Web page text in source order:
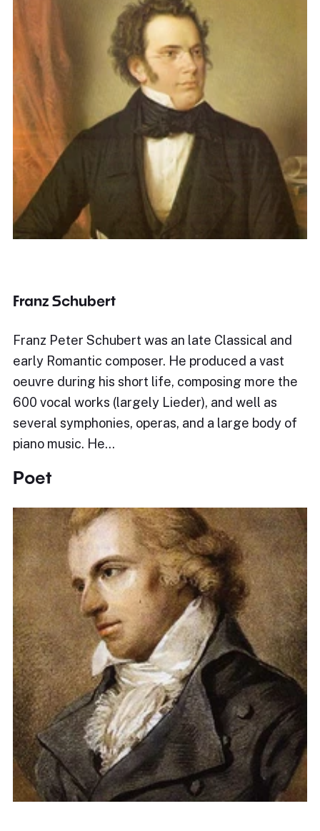
Franz Schubert
Franz Peter Schubert was an late Classical and
early Romantic composer. He produced a vast
oeuvre during his short life, composing more the
600 vocal works (largely Lieder), and well as
several symphonies, operas, and a large body of
piano music. He…
Poet